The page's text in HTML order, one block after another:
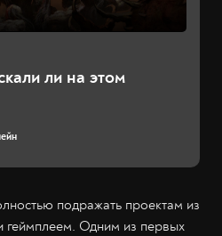
ли на этом
подражать проектам из
геймплеем. Одним из первых